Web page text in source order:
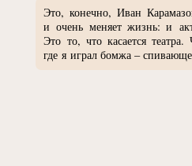
Это, конечно, Иван
и очень меняет жизнь: и
Это то, что касается
где я играл бомжа –